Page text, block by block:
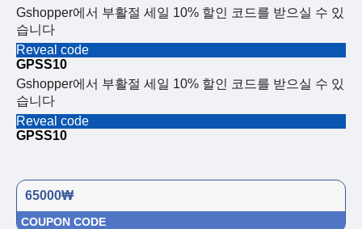
Gshopper에서 부활절 세일 10% 할인 코드를 받으실 수 있
습니다
Reveal code
GPSS10
Gshopper에서 부활절 세일 10% 할인 코드를 받으실 수 있
습니다
Reveal code
GPSS10
65000₩
COUPON CODE